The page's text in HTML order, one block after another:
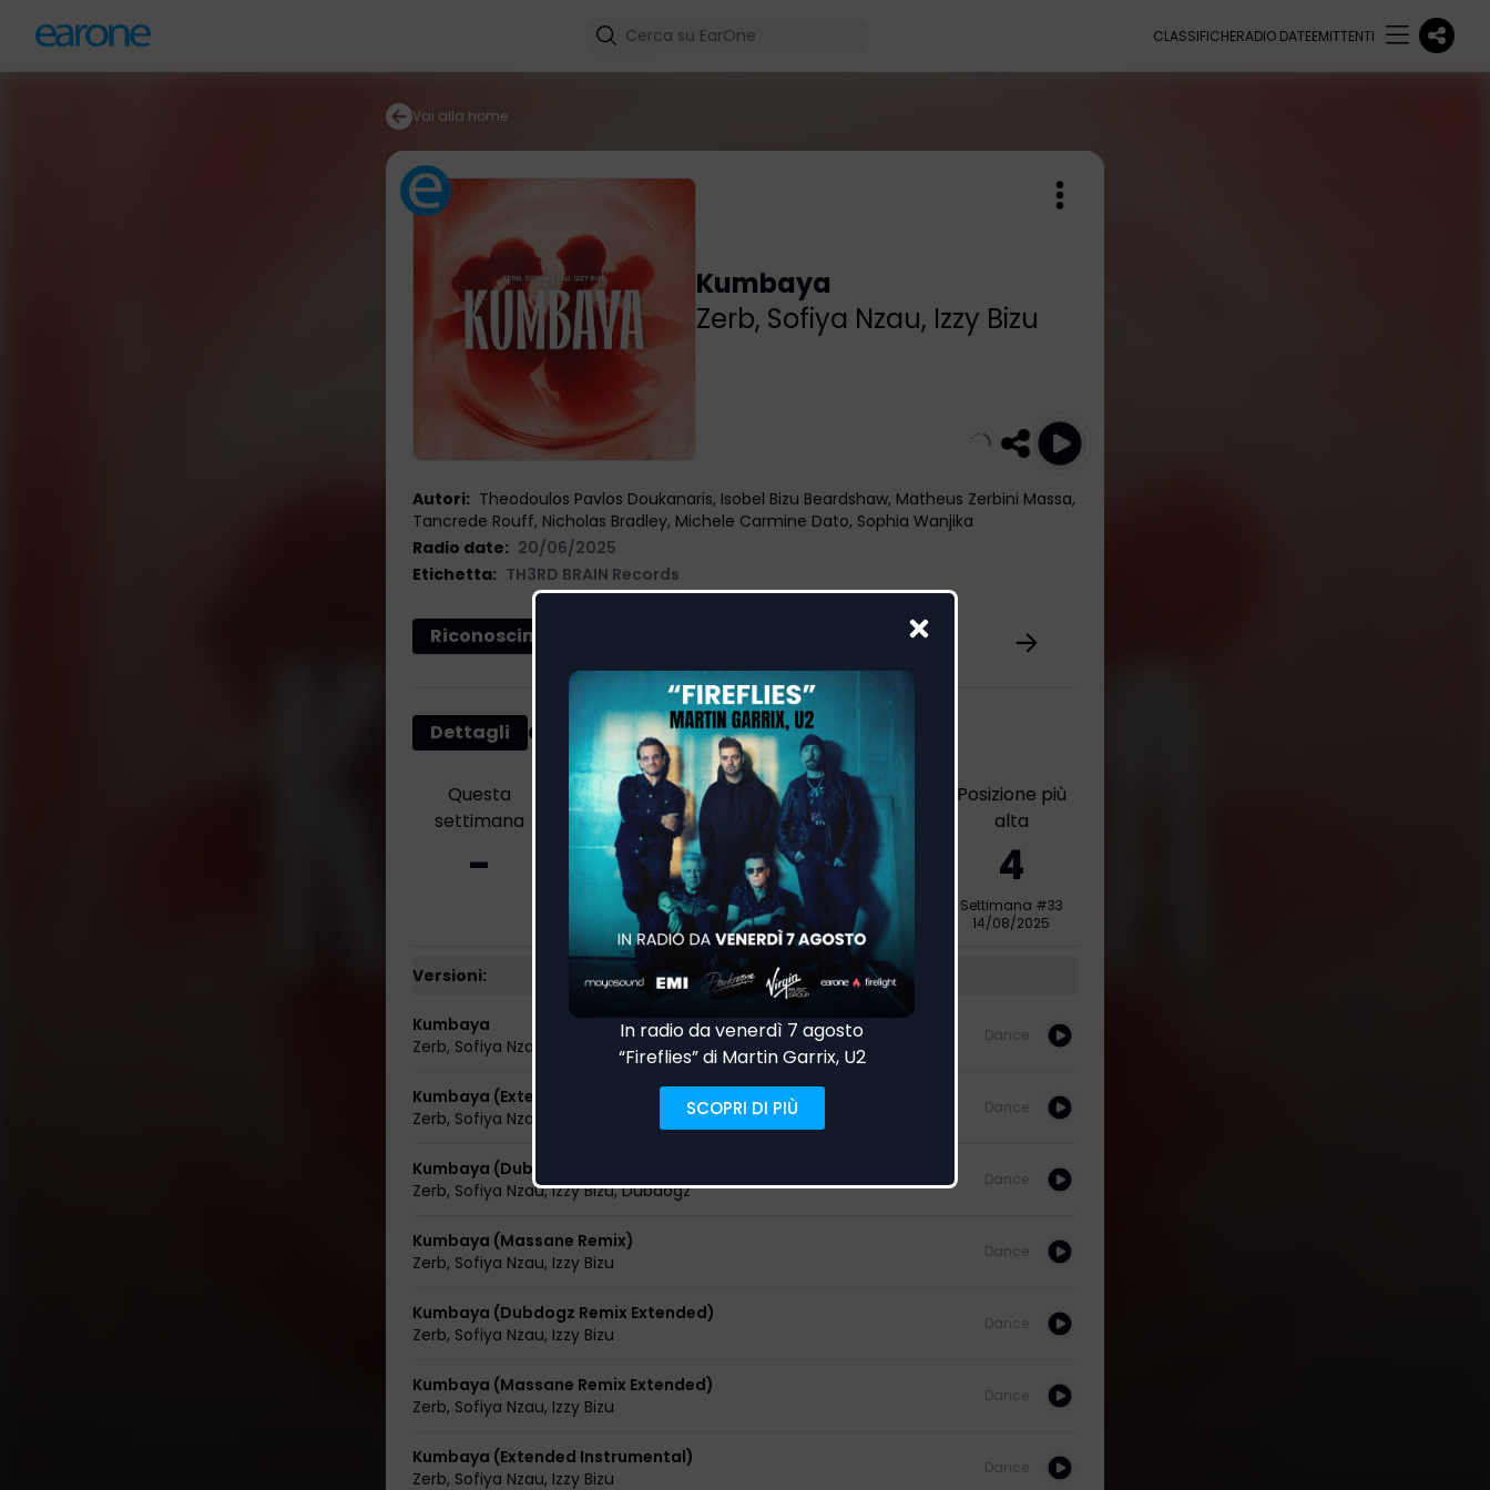
CLASSIFICHERADIO DATEEMITTENTI
Vai alla home
Kumbaya
Zerb, Sofiya Nzau, Izzy Bizu
Autori: Theodoulos Pavlos Doukanaris, Isobel Bizu Beardshaw, Matheus Zerbini Massa,
Tancrede Rouff, Nicholas Bradley, Michele Carmine Dato, Sophia Wanjika
Radio date: 20/06/2025
Etichetta: TH3RD BRAIN Records
Riconoscimenti
4
Dettagli Classifica EarOne Airplay
Questa
settimana
-
Scorsa
settimana
-
Differenza
-
Settimane in
classifica
19
Posizione più
alta
4
Settimana #33
14/08/2025
Versioni:
Kumbaya
Zerb, Sofiya Nzau
Dance
Kumbaya (Extended)
Zerb, Sofiya Nzau
Dance
Kumbaya (Dubdogz Remix)
Zerb, Sofiya Nzau,Izzy Bizu,Dubdogz
Dance
Kumbaya (Massane Remix)
Zerb, Sofiya Nzau, Izzy Bizu
Dance
Kumbaya (Dubdogz Remix Extended)
Zerb, Sofiya Nzau, Izzy Bizu
Dance
Kumbaya (Massane Remix Extended)
Zerb, Sofiya Nzau, Izzy Bizu
Dance
Kumbaya (Extended Instrumental)
Zerb, Sofiya Nzau, Izzy Bizu
Dance